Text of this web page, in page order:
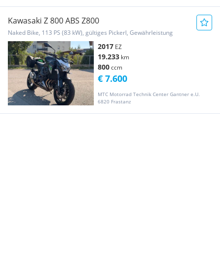
Kawasaki Z 800 ABS Z800
Naked Bike, 113 PS (83 kW), gültiges Pickerl, Gewährleistung
2017 EZ
19.233 km
800ccm
MTC Motorrad Technik Center Gantner e.U.
6820 Frastanz
€ 7.600